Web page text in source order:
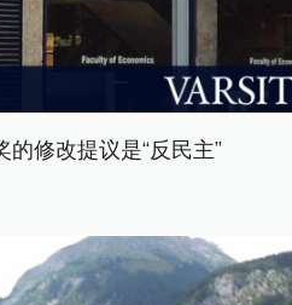
修改提议是“反民主”